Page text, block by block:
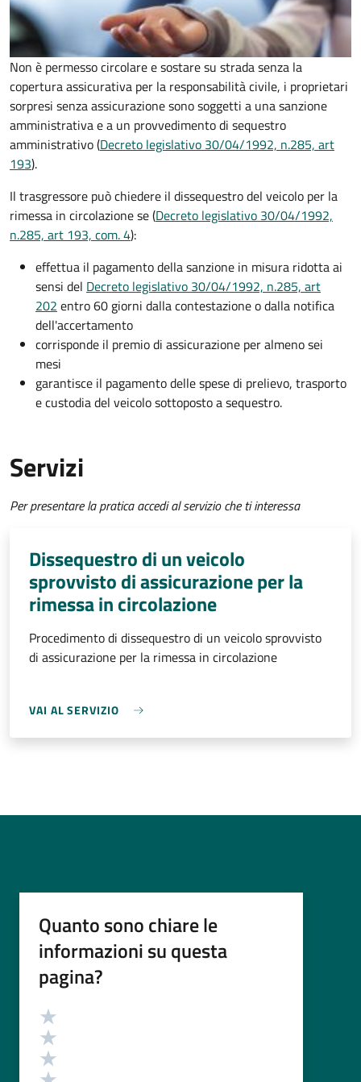
Non è permesso circolare e sostare su strada senza la
copertura assicurativa per la responsabilità civile, i proprietari
sorpresi senza assicurazione sono soggetti a una sanzione
amministrativa e a un provvedimento di sequestro
amministrativo (Decreto legislativo 30/04/1992, n.285, art
193).
Il trasgressore può chiedere il dissequestro del veicolo per la
rimessa in circolazione se (Decreto legislativo 30/04/1992,
n.285, art 193, com. 4):
effettua il pagamento della sanzione in misura ridotta ai
sensi del Decreto legislativo 30/04/1992, n.285, art
202 entro 60 giorni dalla contestazione o dalla notifica
dell'accertamento
corrisponde il premio di assicurazione per almeno sei
mesi
garantisce il pagamento delle spese di prelievo, trasporto
e custodia del veicolo sottoposto a sequestro.
Servizi
Per presentare la pratica accedi al servizio che ti interessa
Dissequestro di un veicolo
sprovvisto di assicurazione per la
rimessa in circolazione
Procedimento di dissequestro di un veicolo sprovvisto
di assicurazione per la rimessa in circolazione
VAI AL SERVIZIO
Quanto sono chiare le
informazioni su questa
pagina?
Valutazione